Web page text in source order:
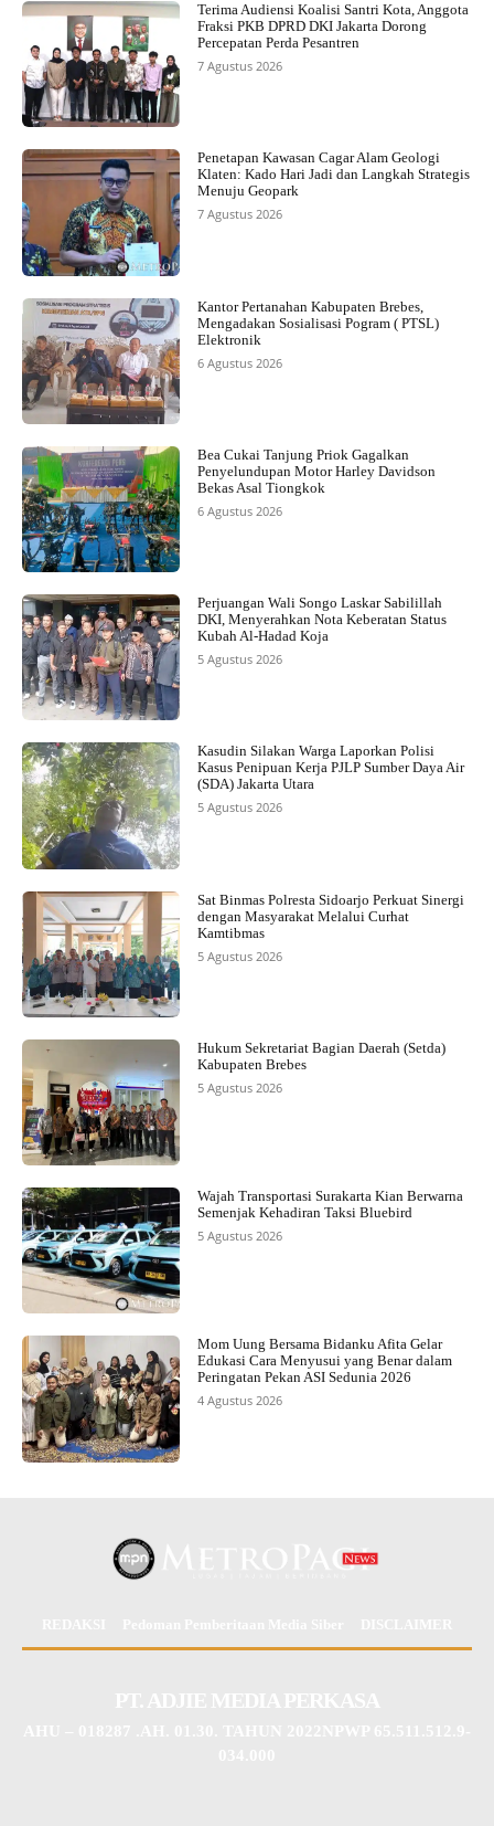
Terima Audiensi Koalisi Santri Kota, Anggota
Fraksi PKB DPRD DKI Jakarta Dorong
Percepatan Perda Pesantren
7 Agustus 2026
Penetapan Kawasan Cagar Alam Geologi
Klaten: Kado Hari Jadi dan Langkah Strategis
Menuju Geopark
7 Agustus 2026
Kantor Pertanahan Kabupaten Brebes,
Mengadakan Sosialisasi Pogram ( PTSL)
Elektronik
6 Agustus 2026
Bea Cukai Tanjung Priok Gagalkan
Penyelundupan Motor Harley Davidson
Bekas Asal Tiongkok
6 Agustus 2026
Perjuangan Wali Songo Laskar Sabilillah
DKI, Menyerahkan Nota Keberatan Status
Kubah Al-Hadad Koja
5 Agustus 2026
Kasudin Silakan Warga Laporkan Polisi
Kasus Penipuan Kerja PJLP Sumber Daya Air
(SDA) Jakarta Utara
5 Agustus 2026
Sat Binmas Polresta Sidoarjo Perkuat Sinergi
dengan Masyarakat Melalui Curhat
Kamtibmas
5 Agustus 2026
Hukum Sekretariat Bagian Daerah (Setda)
Kabupaten Brebes
5 Agustus 2026
Wajah Transportasi Surakarta Kian Berwarna
Semenjak Kehadiran Taksi Bluebird
5 Agustus 2026
Mom Uung Bersama Bidanku Afita Gelar
Edukasi Cara Menyusui yang Benar dalam
Peringatan Pekan ASI Sedunia 2026
4 Agustus 2026